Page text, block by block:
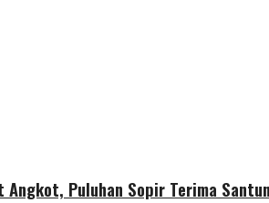
Angkot, Puluhan Sopir Terima